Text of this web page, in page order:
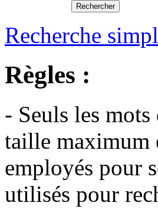
Recherche
Règles :
- Seuls les mots
taille maximum
employés pour
utilisés pour